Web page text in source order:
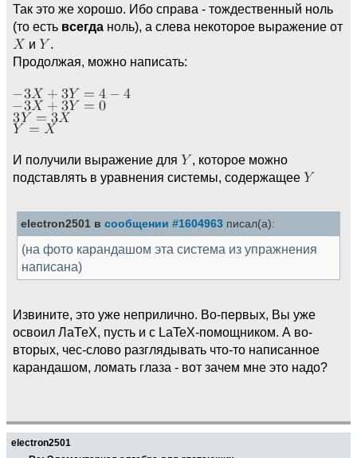
Так это же хорошо. Ибо справа - тождественный ноль
(то есть всегда ноль), а слева некоторое выражение от
и
.
Продолжая, можно написать:
И получили выражение для
, которое можно
подставлять в уравнения системы, содержащее
electron2501 в сообщении #1604963 писал(а):
(на фото карандашом эта система из упражнения
написана)
Извините, это уже неприлично. Во-первых, Вы уже
освоил ЛаТеХ, пусть и с LaTeX-помощником. А во-
вторых, чес-слово разглядывать что-то написанное
карандашом, ломать глаза - вот зачем мне это надо?
electron2501